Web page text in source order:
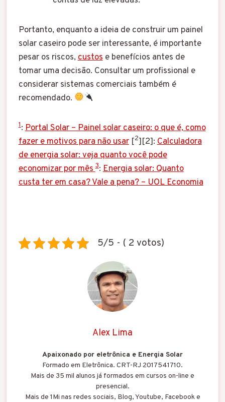
Portanto, enquanto a ideia de construir um painel
solar caseiro pode ser interessante, é importante
pesar os riscos,custose benefícios antes de
tomar uma decisão. Consultar um profissional e
considerar sistemas comerciais também é
recomendado.
1:Portal Solar – Painel solar caseiro: o que é, como
fazer e motivos para não usar[2][2]:Calculadora
de energia solar: veja quanto você pode
economizar por mês 3:Energia solar: Quanto
custa ter em casa? Vale a pena? – UOL Economia
5/5 - ( 2 votos)
Alex Lima
Apaixonado por eletrônica e Energia Solar
Formado em Eletrônica. CRT-RJ 2017541710.
Mais de 35 mil alunos já formados em cursos on-line e
presencial.
Mais de 1Mi nas redes sociais, Blog, Youtube, Facebook e